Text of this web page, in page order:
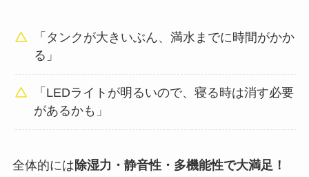
「タンクが大きいぶん、満水までに時間がかか
る」
「LEDライトが明るいので、寝る時は消す必要
があるかも」
全体的には 除湿力・静音性・多機能性で大満足！